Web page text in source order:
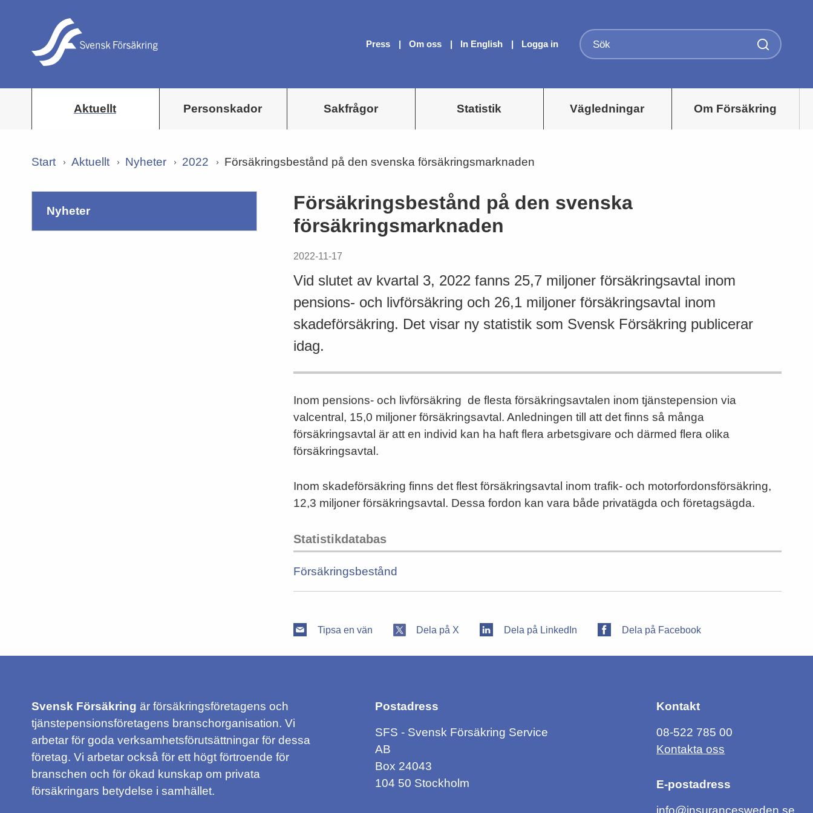
Press Om oss In English Logga in
Aktuellt Personskador Sakfrågor Statistik Vägledningar Om Försäkring
Start Aktuellt Nyheter 2022 Försäkringsbestånd på den svenska försäkringsmarknaden
nyheter
Försäkringsbestånd på den svenska
försäkringsmarknaden
2022-11-17
Vid slutet av kvartal 3, 2022 fanns 25,7 miljoner försäkringsavtal inom
pensions- och livförsäkring och 26,1 miljoner försäkringsavtal inom
skadeförsäkring. Det visar ny statistik som Svensk Försäkring publicerar
idag.
Inom pensions- och livförsäkring de flesta försäkringsavtalen inom tjänstepension via
valcentral, 15,0 miljoner försäkringsavtal. Anledningen till att det finns så många
försäkringsavtal är att en individ kan ha haft flera arbetsgivare och därmed flera olika
försäkringsavtal.
Inom skadeförsäkring finns det flest försäkringsavtal inom trafik- och motorfordonsförsäkring,
12,3 miljoner försäkringsavtal. Dessa fordon kan vara både privatägda och företagsägda.
Statistikdatabas
Försäkringsbestånd
Tipsa en vän Dela på X Dela på LinkedIn Dela på Facebook
Svensk Försäkring är försäkringsföretagens och
tjänstepensionsföretagens branschorganisation. Vi
arbetar för goda verksamhetsförutsättningar för dessa
företag. Vi arbetar också för ett högt förtroende för
branschen och för ökad kunskap om privata
försäkringars betydelse i samhället.
Postadress
SFS - Svensk Försäkring Service
AB
Box 24043
104 50 Stockholm
Kontakt
08-522 785 00
Kontakta oss
E-postadress
info@insurancesweden.se